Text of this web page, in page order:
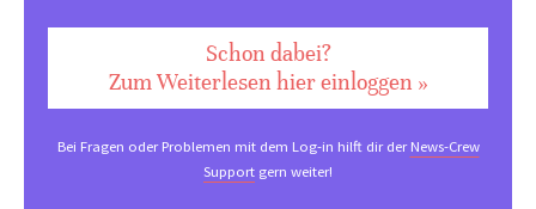
Schon dabei?
Zum Weiterlesen hier einloggen »
Bei Fragen oder Problemen mit dem Log-in hilft dir derNews-Crew
Support gern weiter!